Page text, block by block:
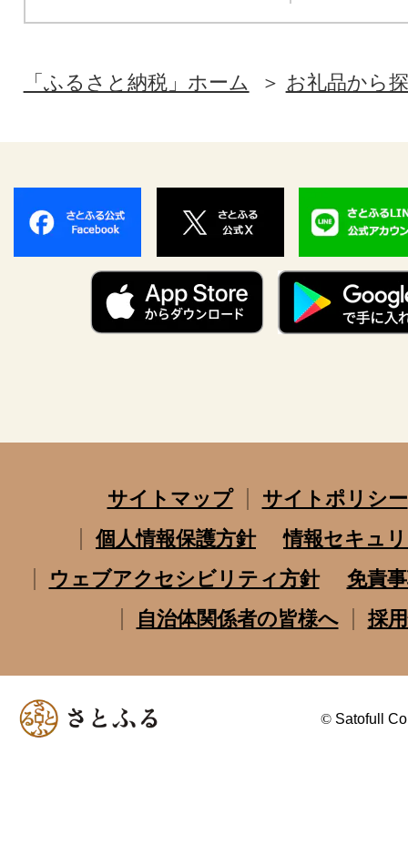
「ふるさと納税」ホーム お礼品から
サイトマップ
サイトポリシー
個人情報保護方針
情報セキュ
ウェブアクセシビリティ方針
免責
自治体関係者の皆様へ
採
© Satofull